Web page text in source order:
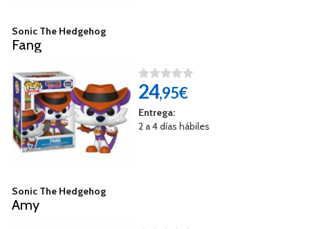
Sonic The Hedgehog
Fang
24,95€
Entrega:
2 a 4 días hábiles
Sonic The Hedgehog
Amy